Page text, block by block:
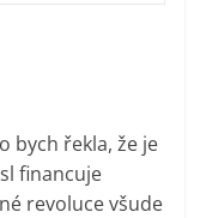
bych řekla, že je
financuje
revoluce všude